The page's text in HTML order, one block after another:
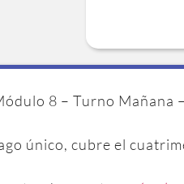
8 – Turno Mañana
único, cubre el